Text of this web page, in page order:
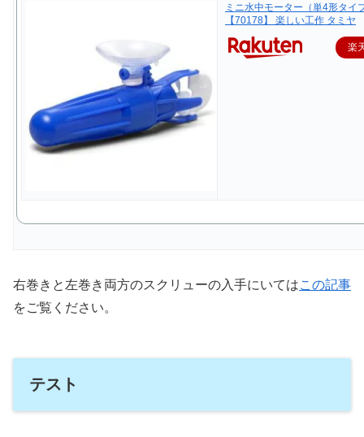
ミニ水中モーター（単4形タイ
【70178】 楽しい工作 タミヤ
楽
右巻きと左巻き両方のスクリューの入手にいてはこの記事
をご覧ください。
テスト